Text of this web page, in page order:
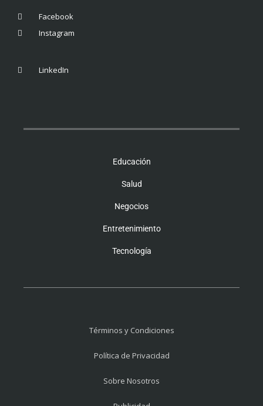
Facebook
Instagram
LinkedIn
Educación
Salud
Negocios
Entretenimiento
Tecnología
Términos y Condiciones
Política de Privacidad
Sobre Nosotros